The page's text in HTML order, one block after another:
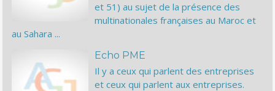
et 51) au sujet de la présence des
multinationales françaises au Maroc et
au Sahara ...
Echo PME
Il y a ceux qui parlent des entreprises
et ceux qui parlent aux entreprises.